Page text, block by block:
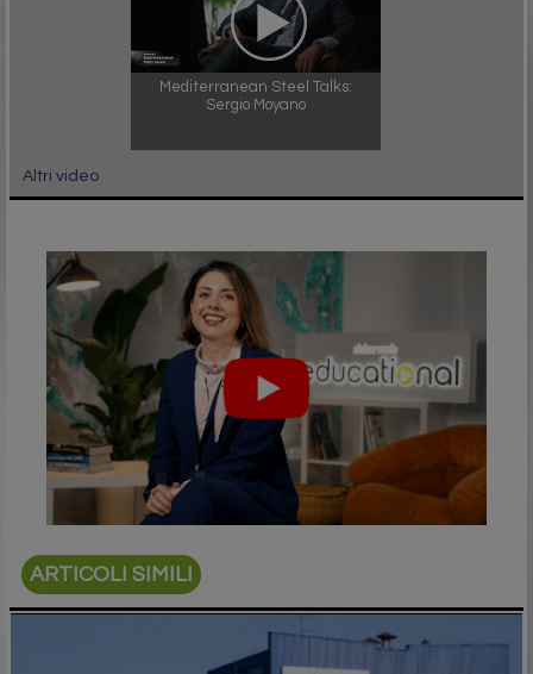
Mediterranean Steel Talks:
Sergio Moyano
Altri video
ARTICOLI SIMILI